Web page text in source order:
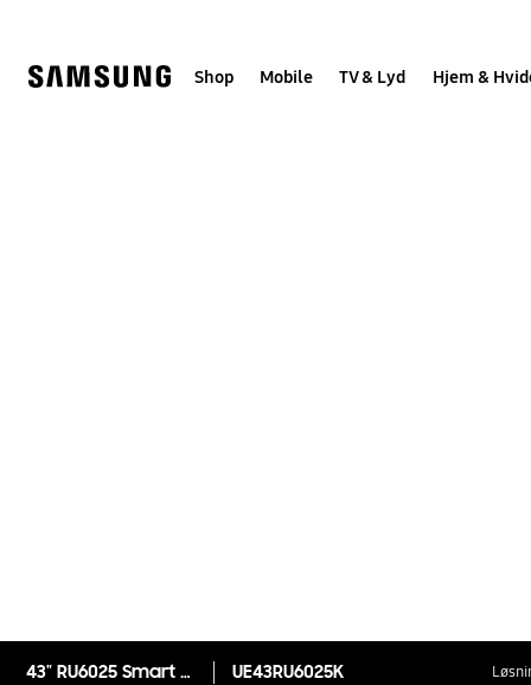
Shop Mobile TV & Lyd Hjem &
43" RU6025 Smart 4K UHD TV UE43RU6025K